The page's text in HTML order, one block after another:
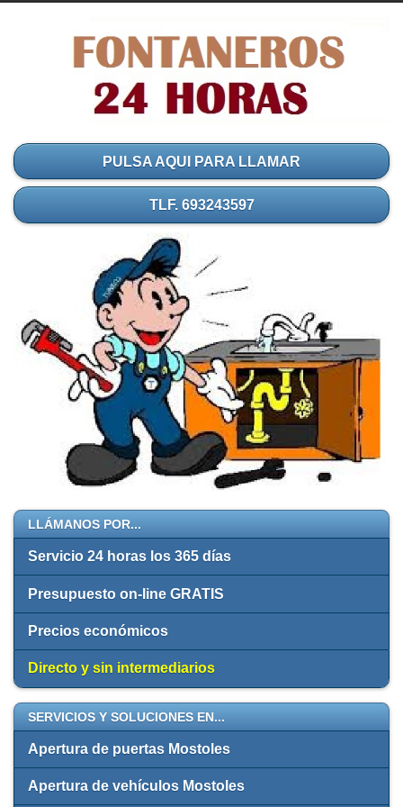
PULSA AQUI PARA LLAMAR
TLF. 693243597
LLÁMANOS POR...
Servicio 24 horas los 365 días
Presupuesto on-line GRATIS
Precios económicos
Directo y sin intermediarios
SERVICIOS Y SOLUCIONES EN...
Apertura de puertas Mostoles
Apertura de vehículos Mostoles